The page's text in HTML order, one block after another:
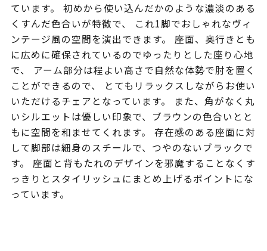
ています。 初めから使い込んだかのような濃淡のある
くすんだ色合いが特徴で、 これ1脚でおしゃれなヴィ
ンテージ風の空間を演出できます。 座面、奥行きとも
に広めに確保されているのでゆったりとした座り心地
で、 アーム部分は程よい高さで自然な体勢で肘を置く
ことができるので、 とてもリラックスしながらお使い
いただけるチェアとなっています。 また、角がなく丸
いシルエットは優しい印象で、ブラウンの色合いとと
もに空間を和ませてくれます。 存在感のある座面に対
して脚部は細身のスチールで、つやのないブラックで
す。 座面と背もたれのデザインを邪魔することなくす
っきりとスタイリッシュにまとめ上げるポイントにな
っています。